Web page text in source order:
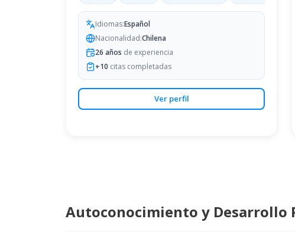
Idiomas:Español
Nacionalidad:Chilena
26 años de experiencia
+10 citas completadas
Ver perfil
Autoconocimiento y Desarrollo